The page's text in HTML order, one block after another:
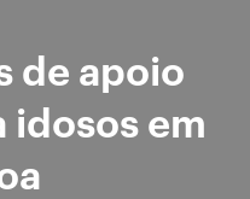
de apoio
em